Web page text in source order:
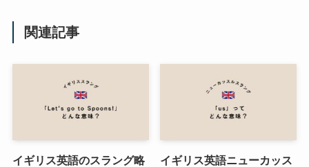
関連記事
イギリス英語のスラング略
イギリス英語ニューカッス